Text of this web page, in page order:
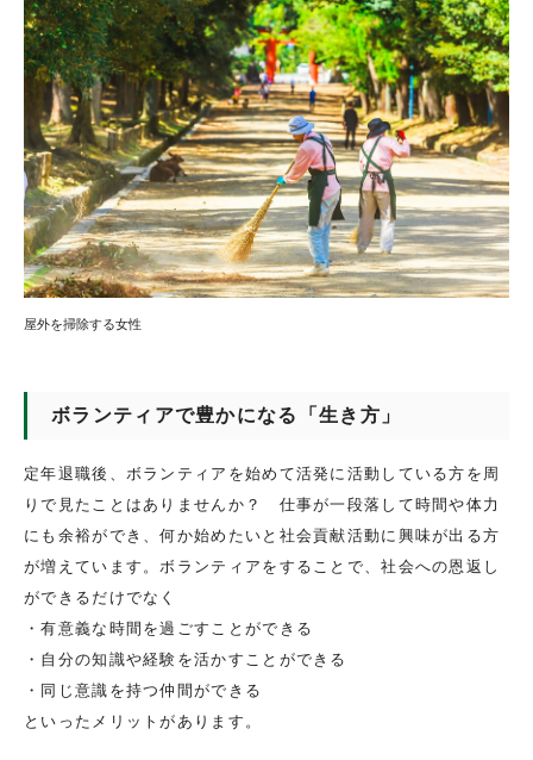
b
o
o
k
t
e
r
n
a
e
t
屋外を掃除する女性
ボランティアで豊かになる「生き方」
定年退職後、ボランティアを始めて活発に活動している方を周
りで見たことはありませんか？ 仕事が一段落して時間や体力
にも余裕ができ、何か始めたいと社会貢献活動に興味が出る方
が増えています。ボランティアをすることで、社会への恩返し
ができるだけでなく
・有意義な時間を過ごすことができる
・自分の知識や経験を活かすことができる
・同じ意識を持つ仲間ができる
といったメリットがあります。